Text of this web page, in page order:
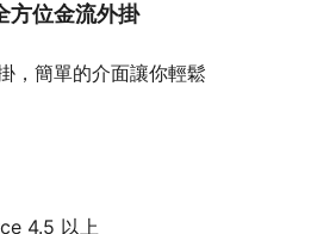
方位金流外掛
，簡單的介面讓你輕鬆
4.5 以上